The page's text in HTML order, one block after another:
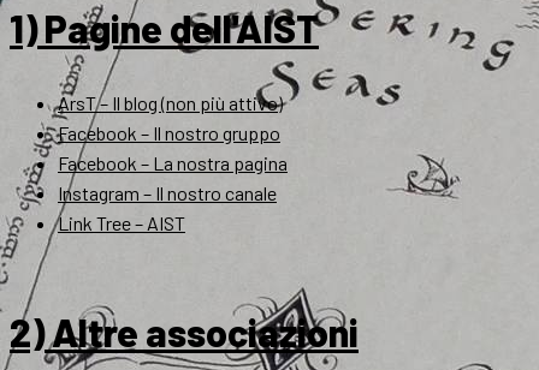
1) Pagine dell'AIST
ArsT – Il blog (non più attivo)
Facebook – Il nostro gruppo
Facebook – La nostra pagina
Instagram – Il nostro canale
Link Tree – AIST
2) Altre associazioni